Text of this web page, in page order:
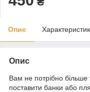
Опис
Опис
Вам не потрібно більше
поставити банки або